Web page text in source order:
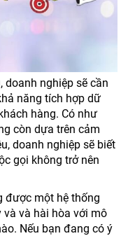
doanh nghiệp sẽ cần
năng tích hợp dữ
hàng. Có như
còn dựa trên cảm
doanh nghiệp sẽ biết
gọi không trở nên
được một hệ thống
và và hài hòa với mô
Nếu bạn đang có ý